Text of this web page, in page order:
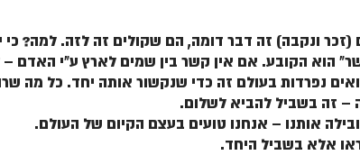
(זכר ונקבה) זה דבר דומה, הם שקולים זה לזה. למה? כי
הוא הקובע. אם אין קשר בין שמים לארץ ע"י האדם –
נפרדות בעולם זה כדי שנקשור אותה יחד. כל מה
– זה בשביל להביא לשלום.
אותנו – אנחנו טועים בעצם הקיום של העולם.
אלא בשביל היחד.